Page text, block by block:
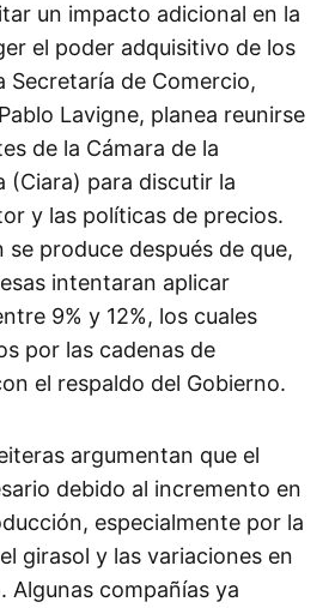
un impacto adicional en la
el poder adquisitivo de los
Secretaría de Comercio,
Lavigne, planea reunirse
de la Cámara de la
(Ciara) para discutir la
y las políticas de precios.
produce después de que,
intentaran aplicar
9% y 12%, los cuales
por las cadenas de
el respaldo del Gobierno.
argumentan que el
debido al incremento en
especialmente por la
girasol y las variaciones en
Algunas compañías ya